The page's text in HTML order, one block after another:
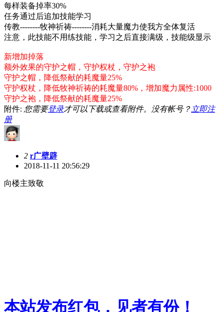
每样装备掉率30%
任务通过后追加技能学习
传教--------牧神祈祷--------消耗大量魔力使我方全体复活
注意，此技能不用练技能，学习之后直接满级，技能级显示
新增加掉落
额外效果的守护之帽，守护权杖，守护之袍
守护之帽，降低祭献的耗魔量25%
守护权杖，降低牧神祈祷的耗魔量80%，增加魔力属性:1000
守护之袍，降低祭献的耗魔量25%
附件: 您需要登录才可以下载或查看附件。没有帐号？ 立即注
册
2 r广壁辟
2018-11-11 20:56:29
向楼主致敬
本站发布红包，见者有份！